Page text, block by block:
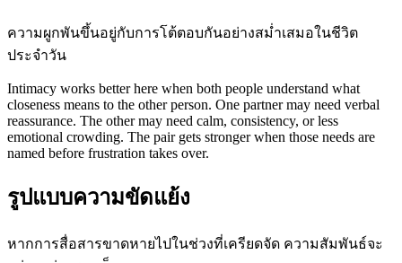
ความผูกพันขึ้นอยู่กับการโต้ตอบกันอย่างสม่ำเสมอในชีวิต
ประจำวัน
Intimacy works better here when both people understand what
closeness means to the other person. One partner may need verbal
reassurance. The other may need calm, consistency, or less
emotional crowding. The pair gets stronger when those needs are
named before frustration takes over.
รูปแบบความขัดแย้ง
หากการสื่อสารขาดหายไปในช่วงที่เครียดจัด ความสัมพันธ์จะ